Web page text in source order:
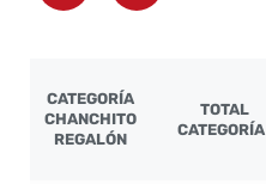
CATEGORÍA
CHANCHITO
REGALÓN
TOTAL
CATEGORÍA